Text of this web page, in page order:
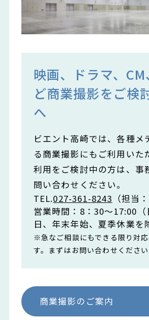
映画、ドラマ、
ど商業撮影をご検
へ
ビエント高崎では、各種メ
る商業撮影にもご利用いた
利用をご検討中の方は、事
問い合わせください。
TEL.027-361-8243 （担当
営業時間：8：30～17:00（
日、年末年始、夏季休業を
※急なご相談にもできる限り対
す。まずはお問い合わせください
商業撮影のご案内